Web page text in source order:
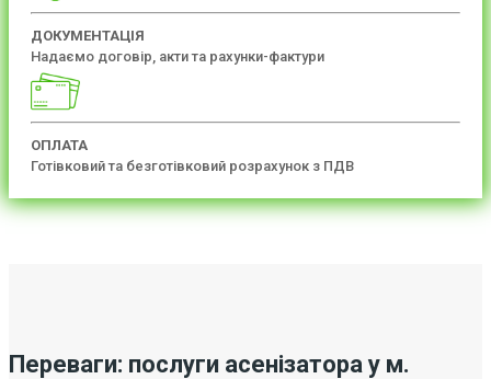
ДОКУМЕНТАЦІЯ
Надаємо договір, акти та рахунки-фактури
ОПЛАТА
Готівковий та безготівковий розрахунок з ПДВ
Переваги: послуги асенізатора у м.